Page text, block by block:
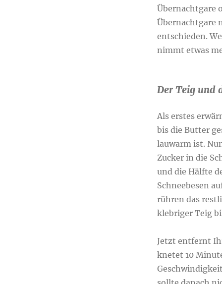
Übernachtgare
Übernachtgare
entschieden.
nimmt etwas
Der Teig und
Als erstes
bis die Butter
lauwarm ist.
Zucker in die
und die Hälfte
Schneebesen
rühren das
klebriger Teig
Jetzt entfernt
knetet 10